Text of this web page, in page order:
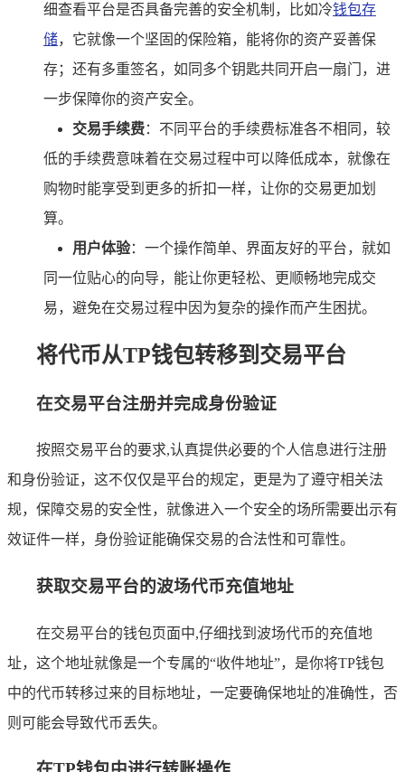
细查看平台是否具备完善的安全机制，比如冷钱包存
储，它就像一个坚固的保险箱，能将你的资产妥善保
存；还有多重签名，如同多个钥匙共同开启一扇门，进
一步保障你的资产安全。
交易手续费：不同平台的手续费标准各不相同，较
低的手续费意味着在交易过程中可以降低成本，就像在
购物时能享受到更多的折扣一样，让你的交易更加划
算。
用户体验：一个操作简单、界面友好的平台，就如
同一位贴心的向导，能让你更轻松、更顺畅地完成交
易，避免在交易过程中因为复杂的操作而产生困扰。
将代币从TP钱包转移到交易平台
在交易平台注册并完成身份验证
按照交易平台的要求,认真提供必要的个人信息进行注册
和身份验证，这不仅仅是平台的规定，更是为了遵守相关法
规，保障交易的安全性，就像进入一个安全的场所需要出示有
效证件一样，身份验证能确保交易的合法性和可靠性。
获取交易平台的波场代币充值地址
在交易平台的钱包页面中,仔细找到波场代币的充值地
址，这个地址就像是一个专属的“收件地址”，是你将TP钱包
中的代币转移过来的目标地址，一定要确保地址的准确性，否
则可能会导致代币丢失。